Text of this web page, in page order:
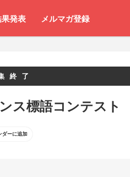
果発表 メルマガ登録
終了
ス標語コンテスト
ダーに追加